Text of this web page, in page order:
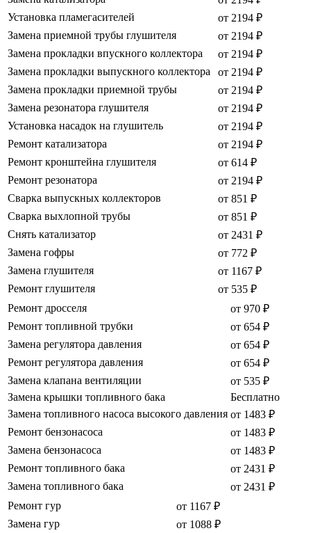
Установка пламегасителей
от 2194 ₽
Замена приемной трубы глушителя
от 2194 ₽
Замена прокладки впускного коллектора
от 2194 ₽
Замена прокладки выпускного коллектора
от 2194 ₽
Замена прокладки приемной трубы
от 2194 ₽
Замена резонатора глушителя
от 2194 ₽
Установка насадок на глушитель
от 2194 ₽
Ремонт катализатора
от 2194 ₽
Ремонт кронштейна глушителя
от 614 ₽
Ремонт резонатора
от 2194 ₽
Сварка выпускных коллекторов
от 851 ₽
Сварка выхлопной трубы
от 851 ₽
Снять катализатор
от 2431 ₽
Замена гофры
от 772 ₽
Замена глушителя
от 1167 ₽
Ремонт глушителя
от 535 ₽
Ремонт дросселя
от 970 ₽
Ремонт топливной трубки
от 654 ₽
Замена регулятора давления
от 654 ₽
Ремонт регулятора давления
от 654 ₽
Замена клапана вентиляции
от 535 ₽
Замена крышки топливного бака
Бесплатно
Замена топливного насоса высокого давления от 1483 ₽
Ремонт бензонасоса
от 1483 ₽
Замена бензонасоса
от 1483 ₽
Ремонт топливного бака
от 2431 ₽
Замена топливного бака
от 2431 ₽
Ремонт гур
от 1167 ₽
Замена гур
от 1088 ₽